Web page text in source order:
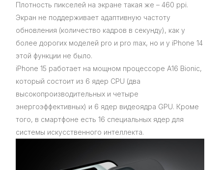
Плотность пикселей на экране такая же – 460 ppi.
Экран не поддерживает адаптивную частоту
обновления (количество кадров в секунду), как у
более дорогих моделей pro и pro max, но и у iPhone 14
этой функции не было.
iPhone 15 работает на мощном процессоре A16 Bionic,
который состоит из 6 ядер CPU (два
высокопроизводительных и четыре
энергоэффективных) и 6 ядер видеоядра GPU. Кроме
того, в смартфоне есть 16 специальных ядер для
системы искусственного интеллекта.